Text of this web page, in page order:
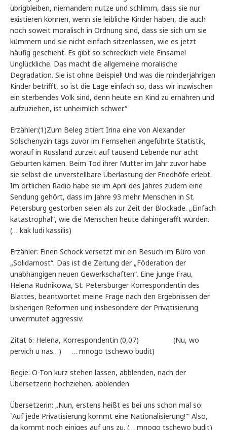
übrigbleiben, niemandem nutze und schlimm, dass sie nur
existieren können, wenn sie leibliche Kinder haben, die auch
noch soweit moralisch in Ordnung sind, dass sie sich um sie
kümmern und sie nicht einfach sitzenlassen, wie es jetzt
häufig geschieht. Es gibt so schrecklich viele Einsame!
Unglückliche. Das macht die allgemeine moralische
Degradation. Sie ist ohne Beispiel! Und was die minderjährigen
Kinder betrifft, so ist die Lage einfach so, dass wir inzwischen
ein sterbendes Volk sind, denn heute ein Kind zu ernähren und
aufzuziehen, ist unheimlich schwer.“
Erzähler:(1)Zum Beleg zitiert Irina eine von Alexander
Solschenyzin tags zuvor im Fernsehen angeführte Statistik,
worauf in Russland zurzeit auf tausend Lebende nur acht
Geburten kämen. Beim Tod ihrer Mutter im Jahr zuvor habe
sie selbst die unverstellbare Überlastung der Friedhöfe erlebt.
Im örtlichen Radio habe sie im April des Jahres zudem eine
Sendung gehört, dass im Jahre 93 mehr Menschen in St.
Petersburg gestorben seien als zur Zeit der Blockade. „Einfach
katastrophal“, wie die Menschen heute dahingerafft würden.
(… kak ludi kassilis)
Erzähler: Einen Schock versetzt mir ein Besuch im Büro von
„Solidarnost“. Das ist die Zeitung der „Föderation der
unabhängigen neuen Gewerkschaften“. Eine junge Frau,
Helena Rudnikowa, St. Petersburger Korrespondentin des
Blattes, beantwortet meine Frage nach den Ergebnissen der
bisherigen Reformen und insbesondere der Privatisierung
unvermutet aggressiv:
Zitat 6: Helena, Korrespondentin (0,07) (Nu, wo
pervich u nas…) … mnogo tschewo budit)
Regie: O-Ton kurz stehen lassen, abblenden, nach der
Übersetzerin hochziehen, abblenden
Übersetzerin: „Nun, erstens heißt es bei uns schon mal so:
`Auf jede Privatisierung kommt eine Nationalisierung!'“ Also,
da kommt noch einiges auf uns zu. (… mnogo tschewo budit)